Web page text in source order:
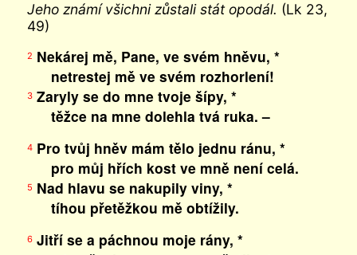
Jeho známí všichni zůstali stát opodál. (Lk 23,
49)
2 Nekárej mě, Pane, ve svém hněvu, *
netrestej mě ve svém rozhorlení!
3Zaryly se do mne tvoje šípy, *
těžce na mne dolehla tvá ruka. –
4Pro tvůj hněv mám tělo jednu ránu, *
pro můj hřích kost ve mně není celá.
5 Nad hlavu se nakupily viny, *
tíhou přetěžkou mě obtížily.
6Jitří se a páchnou moje rány, *